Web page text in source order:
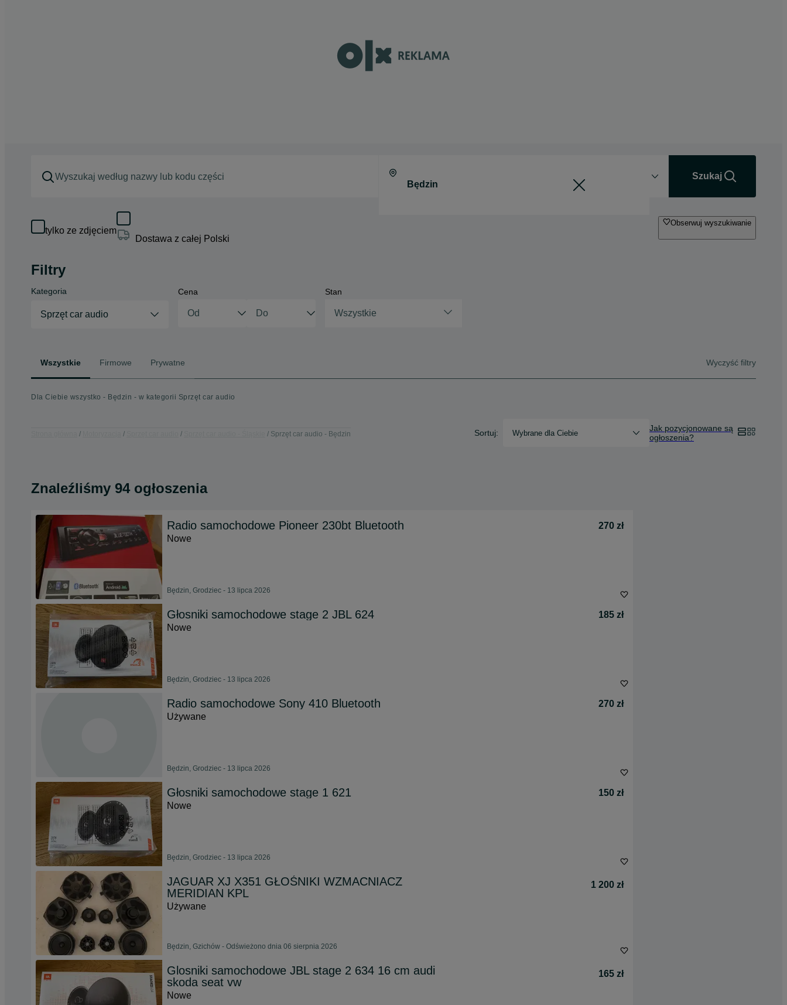
Szukaj
tylko ze zdjęciem
Dostawa z całej Polski
Obserwuj wyszukiwanie
Filtry
Kategoria
Sprzęt car audio
Cena Stan
Wszystkie
Wszystkie Firmowe Prywatne Wyczyść filtry
Dla Ciebie wszystko - Będzin - w kategorii Sprzęt car audio
Sprzęt car audio - Będzin Sortuj: Wybrane dla Ciebie
Jak pozycjonowane są
ogłoszenia?
Znaleźliśmy 94 ogłoszenia
Radio samochodowe Pioneer 230bt Bluetooth
270 zł
Nowe
Będzin, Grodziec - 13 lipca 2026
Głosniki samochodowe stage 2 JBL 624
185 zł
Nowe
Będzin, Grodziec - 13 lipca 2026
Radio samochodowe Sony 410 Bluetooth
270 zł
Używane
Będzin, Grodziec - 13 lipca 2026
Głosniki samochodowe stage 1 621
150 zł
Nowe
Będzin, Grodziec - 13 lipca 2026
JAGUAR XJ X351 GŁOŚNIKI WZMACNIACZ
MERIDIAN KPL
1 200 zł
Używane
Będzin, Gzichów - Odświeżono dnia 06 sierpnia 2026
Glosniki samochodowe JBL stage 2 634 16 cm audi
skoda seat vw
165 zł
Nowe